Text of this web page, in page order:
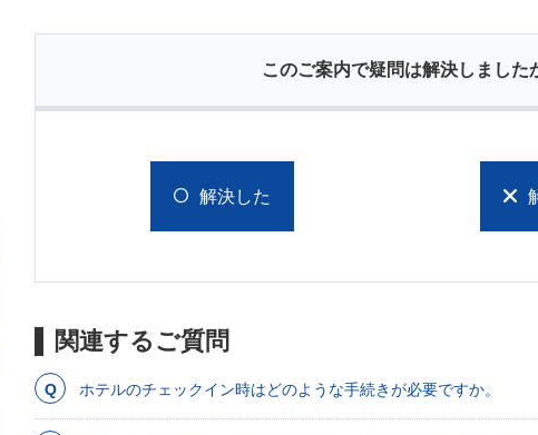
このご案内で疑問は解決しました
解決した
関連するご質問
ホテルのチェックイン時はどのような手続きが必要ですか。